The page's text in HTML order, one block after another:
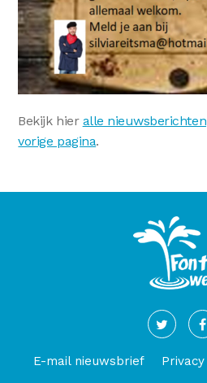
Bekijk hier alle nieuwsberichten
vorige pagina.
E-mail nieuwsbrief Privacy